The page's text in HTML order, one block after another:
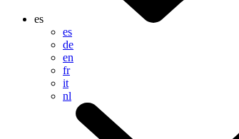
es
es
de
en
fr
it
nl